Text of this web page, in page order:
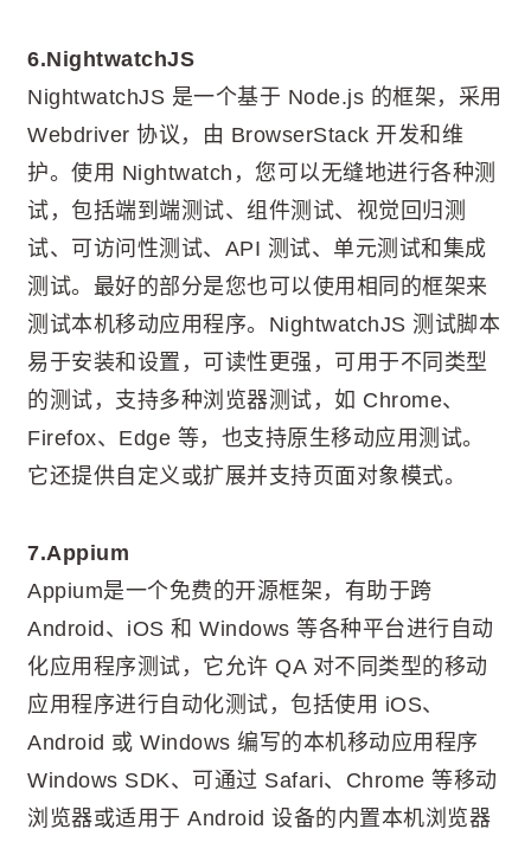
6.NightwatchJS
NightwatchJS 是一个基于 Node.js 的框架，采用
Webdriver 协议，由 BrowserStack 开发和维
护。使用 Nightwatch，您可以无缝地进行各种测
试，包括端到端测试、组件测试、视觉回归测
试、可访问性测试、API 测试、单元测试和集成
测试。最好的部分是您也可以使用相同的框架来
测试本机移动应用程序。NightwatchJS 测试脚本
易于安装和设置，可读性更强，可用于不同类型
的测试，支持多种浏览器测试，如 Chrome、
Firefox、Edge 等，也支持原生移动应用测试。
它还提供自定义或扩展并支持页面对象模式。
7.Appium
Appium是一个免费的开源框架，有助于跨
Android、iOS 和 Windows 等各种平台进行自动
化应用程序测试，它允许 QA 对不同类型的移动
应用程序进行自动化测试，包括使用 iOS、
Android 或 Windows 编写的本机移动应用程序
Windows SDK、可通过 Safari、Chrome 等移动
浏览器或适用于 Android 设备的内置本机浏览器